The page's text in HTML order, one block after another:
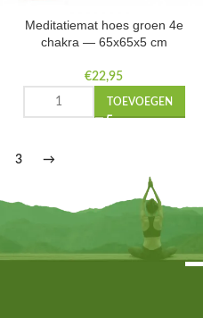
Meditatiemat hoes groen 4e
chakra — 65x65x5 cm
€22,95
TOEVOEGEN
3 →